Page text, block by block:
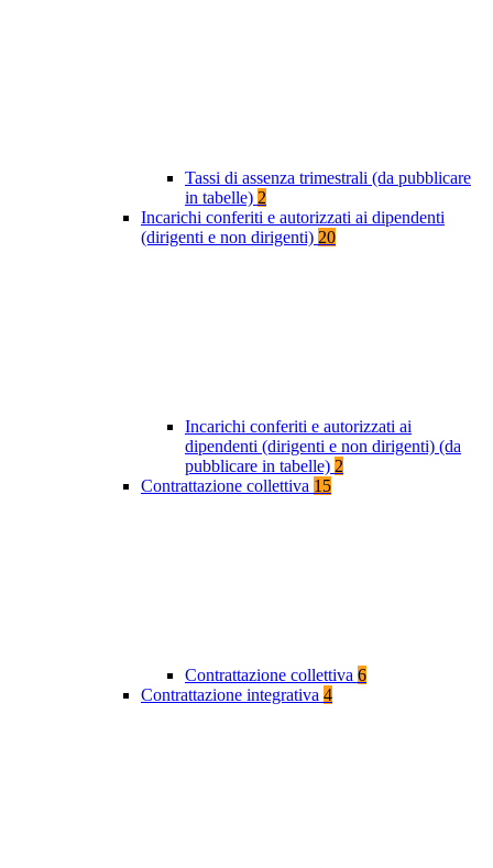
Tassi di assenza trimestrali (da pubblicare
in tabelle) 2
Incarichi conferiti e autorizzati ai dipendenti
(dirigenti e non dirigenti) 20
Incarichi conferiti e autorizzati ai
dipendenti (dirigenti e non dirigenti) (da
pubblicare in tabelle) 2
Contrattazione collettiva 15
Contrattazione collettiva 6
Contrattazione integrativa 4